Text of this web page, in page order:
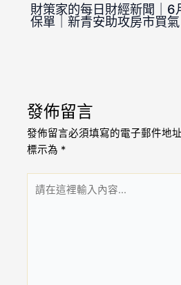
財策家的每日財經新聞｜6
保單｜新青安助攻房市買氣
發佈留言
發佈留言必須填寫的電子郵件地
標示為 *
在